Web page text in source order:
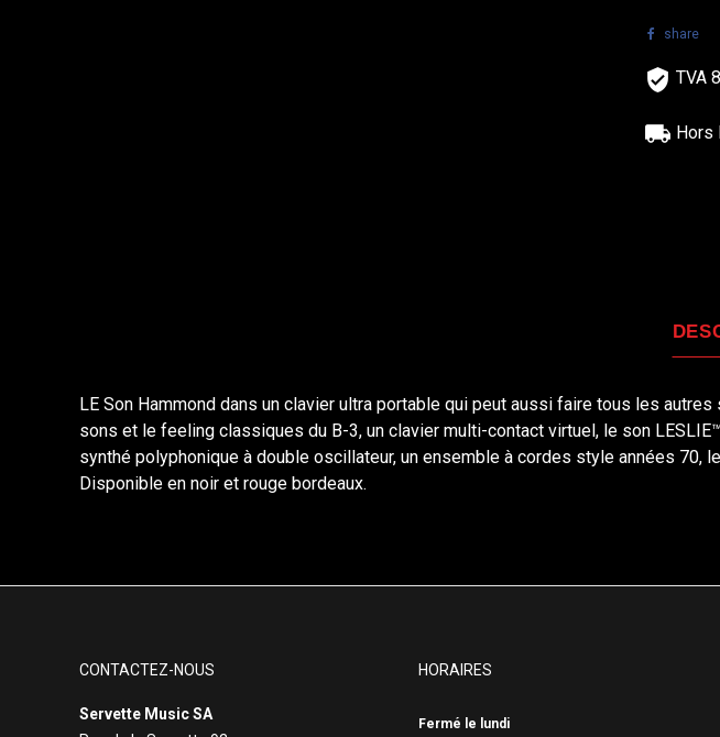
share
TVA
Hors
LE Son Hammond dans un clavier ultra portable qui peut aussi faire tous les
sons et le feeling classiques du B-3, un clavier multi-contact virtuel, le son
synthé polyphonique à double oscillateur, un ensemble à cordes style années
Disponible en noir et rouge bordeaux.
CONTACTEZ-NOUS
Servette Music SA
HORAIRES
Fermé le lundi